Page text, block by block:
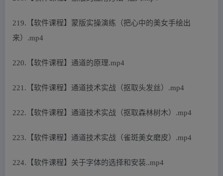
219.【软件课程】蒙版实操演练（把心中的美女手绘出
来）.mp4
220.【软件课程】通道的原理.mp4
221.【软件课程】通道技术实战（抠取头发丝）.mp4
222.【软件课程】通道技术实战（抠取森林树木）.mp4
223.【软件课程】通道技术实战（雀斑美女磨皮）.mp4
224.【软件课程】关于字体的选择和安装..mp4